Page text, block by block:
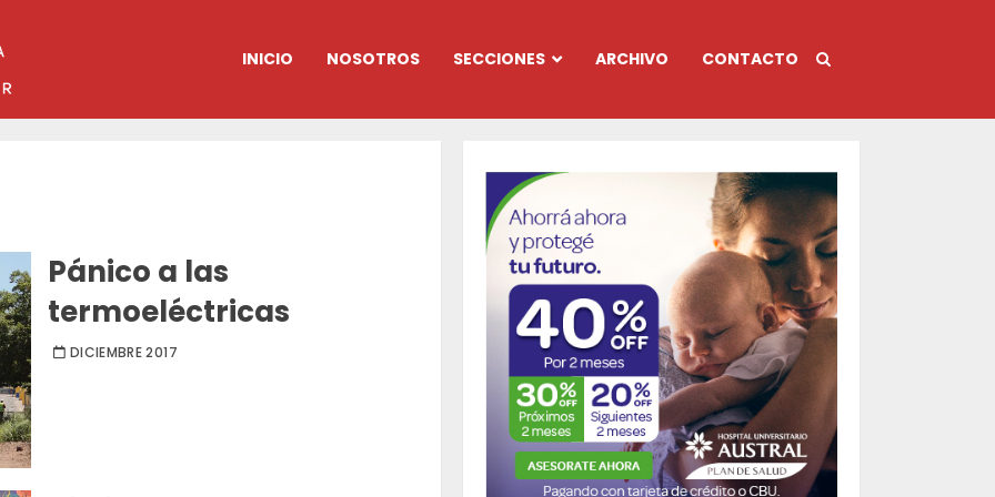
INICIO NOSOTROS SECCIONES ARCHIVO CONTACTO
Pánico a las
termoeléctricas
DICIEMBRE 2017